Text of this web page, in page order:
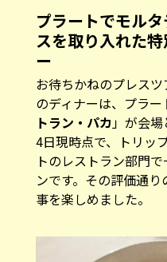
プラートでモル
スを取り入れた
ー
お待ちかねのプレス
のディナーは、プラ
トラン・パカ」が会
4日現時点で、トリッ
トのレストラン部門
ンです。その評価通
事を楽しめました。